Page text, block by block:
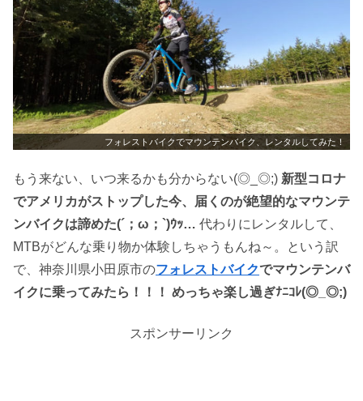
フォレストバイクでマウンテンバイク、レンタルしてみた！
もう来ない、いつ来るかも分からない(◎_◎;) 新型コロナ
でアメリカがストップした今、届くのが絶望的なマウンテ
ンバイクは諦めた(´；ω；`)ｳｯ… 代わりにレンタルして、
MTBがどんな乗り物か体験しちゃうもんね～。という訳
で、神奈川県小田原市のフォレストバイクでマウンテンバ
イクに乗ってみたら！！！ めっちゃ楽し過ぎﾅﾆｺﾚ(◎_◎;)
スポンサーリンク